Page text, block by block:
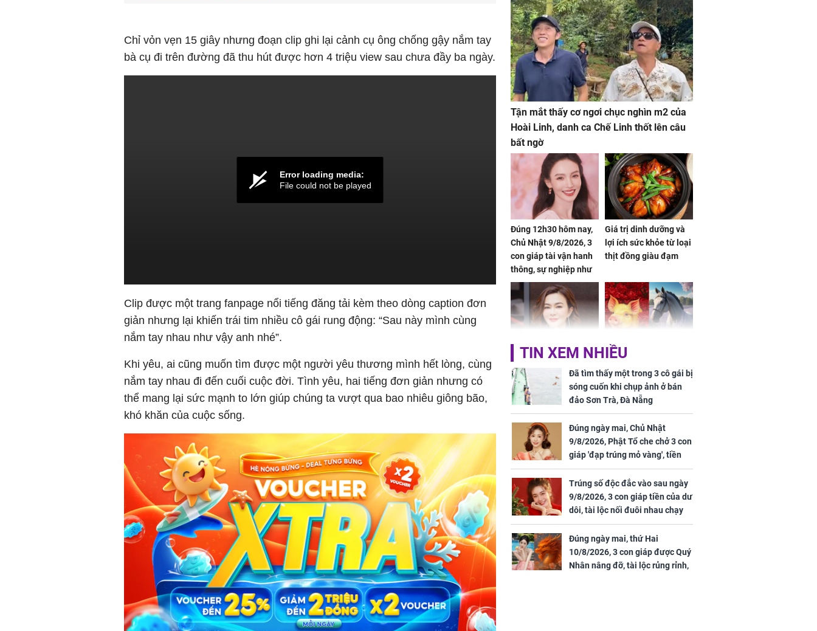
Chỉ vỏn vẹn 15 giây nhưng đoạn clip ghi lại cảnh cụ ông chống gậy nắm tay
bà cụ đi trên đường đã thu hút được hơn 4 triệu view sau chưa đầy ba ngày.
Error loading media:
File could not be played
Clip được một trang fanpage nổi tiếng đăng tải kèm theo dòng caption đơn
giản nhưng lại khiến trái tim nhiều cô gái rung động: “Sau này mình cùng
nắm tay nhau như vậy anh nhé”.
Khi yêu, ai cũng muốn tìm được một người yêu thương mình hết lòng, cùng
nắm tay nhau đi đến cuối cuộc đời. Tình yêu, hai tiếng đơn giản nhưng có
thể mang lại sức mạnh to lớn giúp chúng ta vượt qua bao nhiêu giông bão,
khó khăn của cuộc sống.
Tận mắt thấy cơ ngơi chục nghìn m2 của
Hoài Linh, danh ca Chế Linh thốt lên câu
bất ngờ
Đúng 12h30 hôm nay,
Chủ Nhật 9/8/2026, 3
con giáp tài vận hanh
thông, sự nghiệp như
'cá chép hóa Rồng', vét
cạn lộc lá trong thiên
hạ
Giá trị dinh dưỡng và
lợi ích sức khỏe từ loại
thịt đồng giàu đạm
'Đệ nhất mỹ nhân Hồng
Kông' Quan Chi Lâm
phản hồi tin yêu trai
trẻ kém 36 tuổi
Tử vi tuần mới (từ 10
đến 16/8/2026), 3 con
giáp mưa thuận gió
hòa, tiền về như nước,
bạc vàng dư dả, Phú
Quý Vinh Hoa, vận
trình khai sáng
đại thắng phòng vé,
doanh thu vượt 8.600
tỷ đồng
TIN XEM NHIỀU
Đã tìm thấy một trong 3 cô gái bị
sóng cuốn khi chụp ảnh ở bán
đảo Sơn Trà, Đà Nẵng
Đúng ngày mai, Chủ Nhật
9/8/2026, Phật Tổ che chở 3 con
giáp 'đạp trúng mỏ vàng', tiền
bạc nhiều như lá sung, sự
nghiệp vượng phát
Trúng số độc đắc vào sau ngày
9/8/2026, 3 con giáp tiền của dư
dôi, tài lộc nối đuôi nhau chạy
vào nhà, sự nghiệp phất lên
trông thấy
Đúng ngày mai, thứ Hai
10/8/2026, 3 con giáp được Quý
Nhân nâng đỡ, tài lộc rủng rỉnh,